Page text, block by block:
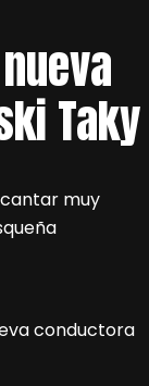
Taky
muy